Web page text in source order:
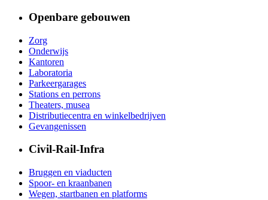
Openbare gebouwen
Zorg
Onderwijs
Kantoren
Laboratoria
Parkeergarages
Stations en perrons
Theaters, musea
Distributiecentra en winkelbedrijven
Gevangenissen
Civil-Rail-Infra
Bruggen en viaducten
Spoor- en kraanbanen
Wegen, startbanen en platforms